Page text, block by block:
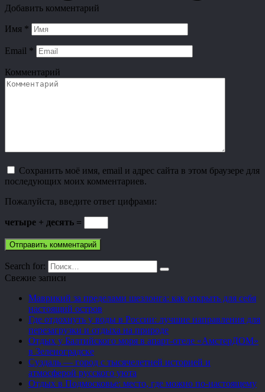
Добавить комментарий
Имя *
Email *
Комментарий
Сохранить моё имя, email и адрес сайта в этом браузере для
последующих моих комментариев.
Пожалуйста, введите ответ цифрами:
четыре + десять =
Search for:
Свежие записи
Маврикий за пределами шезлонга: как открыть для себя
настоящий остров
Где отдохнуть у воды в России: лучшие направления для
перезагрузки и отдыха на природе
Отдых у Балтийского моря в апарт-отеле «АмстерДОМ»
в Зеленоградске
Суздаль — город с тысячелетней историей и
атмосферой русского уюта
Отдых в Подмосковье: место, где можно по-настоящему